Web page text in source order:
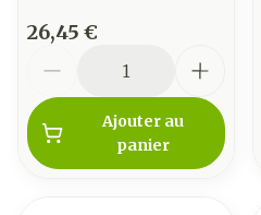
26,45 €
Ajouter au
panier